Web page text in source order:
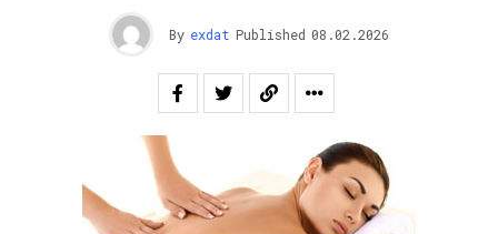
By exdat Published 08.02.2026